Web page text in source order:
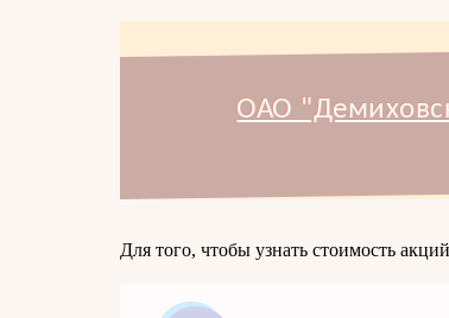
ОАО
Для того, чтобы узнать стоимость